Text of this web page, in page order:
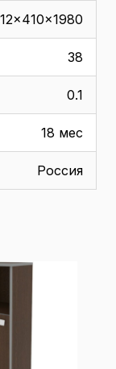
38
0.1
18 мес
Россия